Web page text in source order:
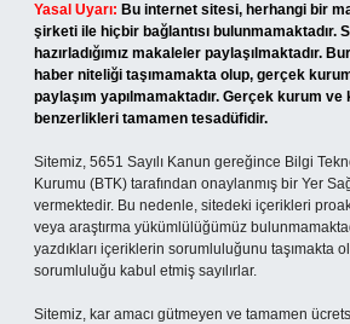
Yasal Uyarı: Bu internet sitesi, herhangi bir
şirketi ile hiçbir bağlantısı bulunmamaktadır.
hazırladığımız makaleler paylaşılmaktadır.
haber niteliği taşımamakta olup, gerçek
paylaşım yapılmamaktadır. Gerçek kurum
benzerlikleri tamamen tesadüfidir.
Sitemiz, 5651 Sayılı Kanun gereğince Bilgi
Kurumu (BTK) tarafından onaylanmış bir Yer
vermektedir. Bu nedenle, sitedeki içerikleri
veya araştırma yükümlülüğümüz
yazdıkları içeriklerin sorumluluğunu taşımakta
sorumluluğu kabul etmiş sayılırlar.
Sitemiz, kar amacı gütmeyen ve tamamen